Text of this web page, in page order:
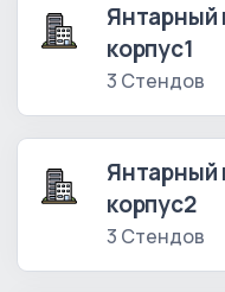
корпус1
3 Стендов
корпус2
3 Стендов